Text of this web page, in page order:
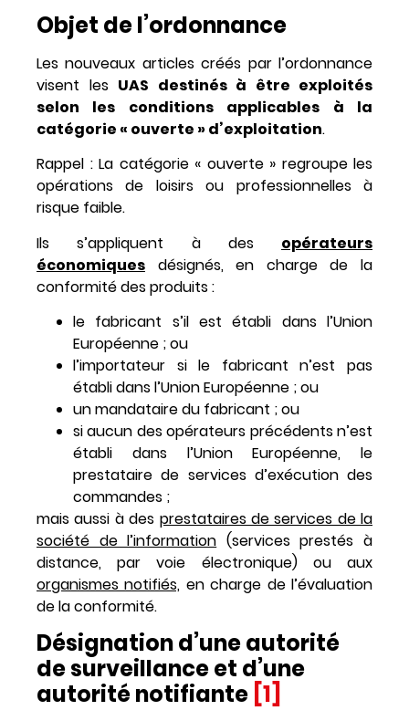
Objet de l’ordonnance
Les nouveaux articles créés par l’ordonnance
visent les UAS destinés à être exploités
selon les conditions applicables à la
catégorie « ouverte » d’exploitation.
Rappel : La catégorie « ouverte » regroupe les
opérations de loisirs ou professionnelles à
risque faible.
Ils s’appliquent à des opérateurs
économiques désignés, en charge de la
conformité des produits :
le fabricant s’il est établi dans l’Union
Européenne ; ou
l’importateur si le fabricant n’est pas
établi dans l’Union Européenne ; ou
un mandataire du fabricant ; ou
si aucun des opérateurs précédents n’est
établi dans l’Union Européenne, le
prestataire de services d’exécution des
commandes ;
mais aussi à des prestataires de services de la
société de l’information (services prestés à
distance, par voie électronique) ou aux
organismes notifiés, en charge de l’évaluation
de la conformité.
Désignation d’une autorité
de surveillance et d’une
autorité notifiante [1]